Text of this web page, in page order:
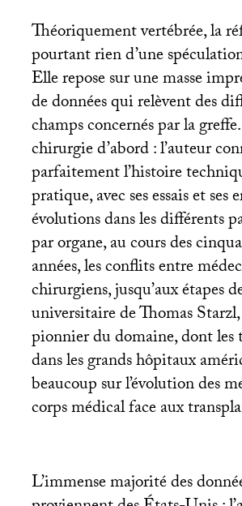
Théoriquement vertébrée, la
pourtant rien d’une
Elle repose sur une masse
de données qui relèvent des
champs concernés par la
chirurgie d’abord : l’auteur
parfaitement l’histoire
pratique, avec ses essais et ses
évolutions dans les différents
par organe, au cours des
années, les conflits entre
chirurgiens, jusqu’aux étapes
universitaire de Thomas
pionnier du domaine, dont
dans les grands hôpitaux
beaucoup sur l’évolution des
corps médical face aux
L’immense majorité des